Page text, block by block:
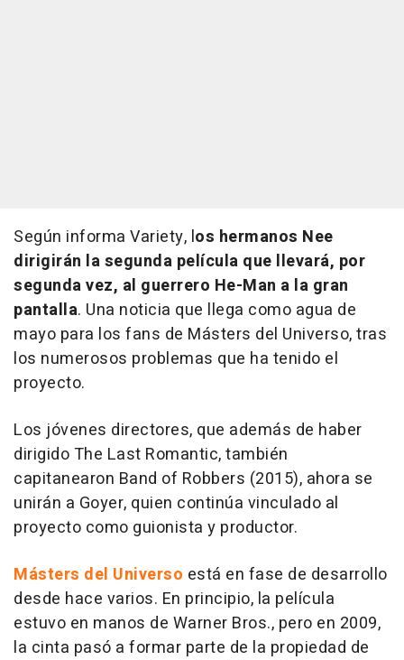
Según informa Variety, los hermanos Nee
dirigirán la segunda película que llevará, por
segunda vez, al guerrero He-Man a la gran
pantalla. Una noticia que llega como agua de
mayo para los fans de Másters del Universo, tras
los numerosos problemas que ha tenido el
proyecto.
Los jóvenes directores, que además de haber
dirigido The Last Romantic, también
capitanearon Band of Robbers (2015), ahora se
unirán a Goyer, quien continúa vinculado al
proyecto como guionista y productor.
Másters del Universo está en fase de desarrollo
desde hace varios. En principio, la película
estuvo en manos de Warner Bros., pero en 2009,
la cinta pasó a formar parte de la propiedad de